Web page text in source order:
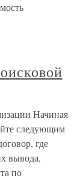
Начиная
следующим
где
вывода,
по